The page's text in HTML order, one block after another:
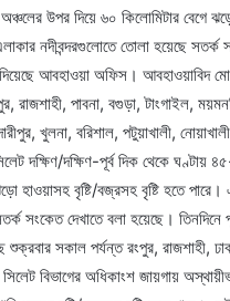
উপর দিয়ে ৬০ কিলোমিটার বেগে
নদীবন্দরগুলোতে তোলা হয়েছে
দিয়েছে আবহাওয়া অফিস। আবহাওয়াবিদ
রাজশাহী, পাবনা, বগুড়া, টাংগাইল,
খুলনা, বরিশাল, পটুয়াখালী,
দক্ষিণ/দক্ষিণ-পূর্ব দিক থেকে ঘণ্টায়
হাওয়াসহ বৃষ্টি/বজ্রসহ বৃষ্টি হতে
সংকেত দেখাতে বলা হয়েছে। তিনদিনে
সকাল পর্যন্ত রংপুর, রাজশাহী,
বিভাগের অধিকাংশ জায়গায়